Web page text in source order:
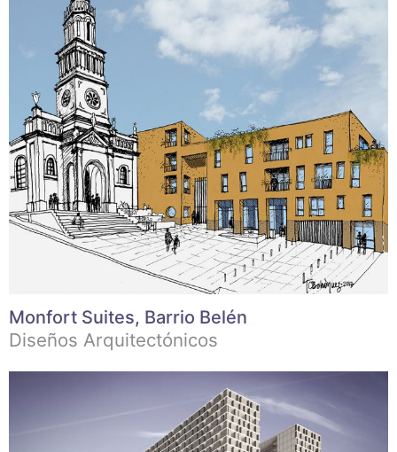
Monfort Suites, Barrio Belén
Diseños Arquitectónicos